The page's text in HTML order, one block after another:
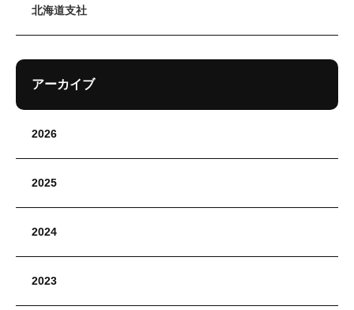
北海道支社
アーカイブ
2026
2025
2024
2023